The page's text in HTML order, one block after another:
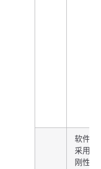
软件
采用
刚性